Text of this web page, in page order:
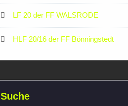
LF 20 der FF WALSRODE
HLF 20/16 der FF Bönningstedt
Suche